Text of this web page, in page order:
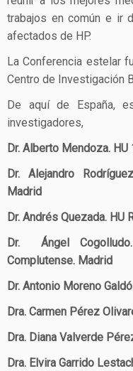
trabajos en común e ir
afectados de HP.
La Conferencia estelar
Centro de Investigación
De aquí de España,
investigadores,
Dr. Alberto Mendoza.
Dr. Alejandro
Madrid
Dr. Andrés Quezada. HU
Dr. Ángel
Complutense. Madrid
Dr. Antonio Moreno
Dra. Carmen Pérez
Dra. Diana Valverde
Dra. Elvira Garrido